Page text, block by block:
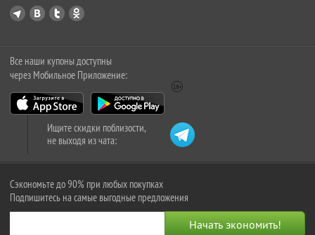
Все наши купоны доступны
через Мобильное Приложение:
Ищите скидки поблизости,
не выходя из чата:
Сэкономьте до 90% при любых покупках
Подпишитесь на самые выгодные предложения